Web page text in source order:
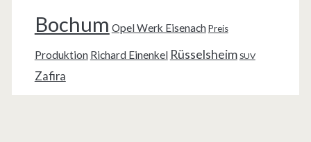
Bochum Opel Werk Eisenach Preis
Produktion Richard Einenkel Rüsselsheim SUV
Zafira